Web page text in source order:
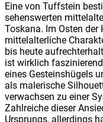
Eine von Tuffstein
sehenswerten
Toskana. Im Osten
mittelalterliche
bis heute
ist wirklich
eines Gesteinshügels
als malerische
verwachsen zu einer
Zahlreiche dieser
Ursprungs, allerdings